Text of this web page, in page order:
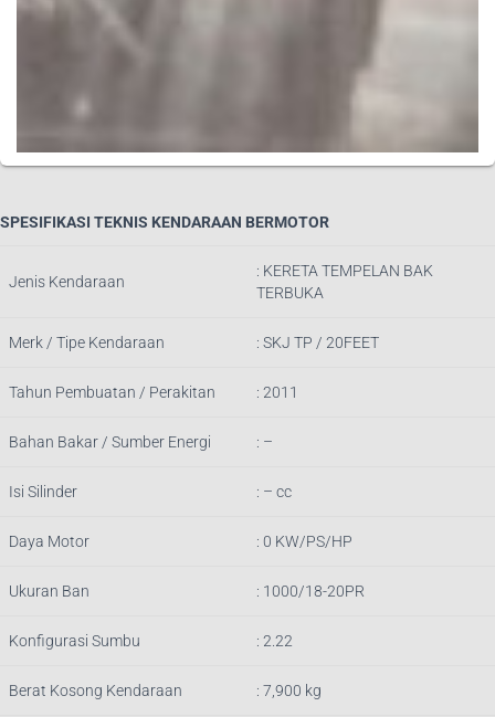
SPESIFIKASI TEKNIS KENDARAAN BERMOTOR
Jenis Kendaraan
: KERETA TEMPELAN BAK
TERBUKA
Merk / Tipe Kendaraan : SKJ TP / 20FEET
Tahun Pembuatan / Perakitan : 2011
Bahan Bakar / Sumber Energi : –
Isi Silinder : – cc
Daya Motor : 0 KW/PS/HP
Ukuran Ban : 1000/18-20PR
Konfigurasi Sumbu : 2.22
Berat Kosong Kendaraan : 7,900 kg